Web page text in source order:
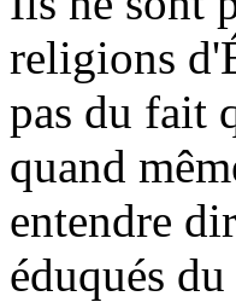
religions
pas du fait
quand
entendre
éduqués